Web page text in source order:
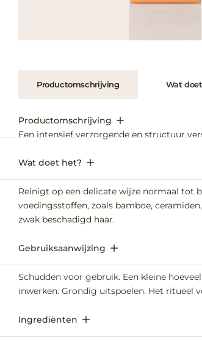
Productomschrijving Wat
Productomschrijving
Een intensief verzorgende en structuur
Wat doet het?
Reinigt op een delicate wijze normaal tot
voedingsstoffen, zoals bamboe,
zwak beschadigd haar.
Gebruiksaanwijzing
Schudden voor gebruik. Een kleine
inwerken. Grondig uitspoelen. Het ritueel
Ingrediënten